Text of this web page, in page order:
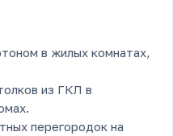
в жилых комнатах,
из ГКЛ в
перегородок на